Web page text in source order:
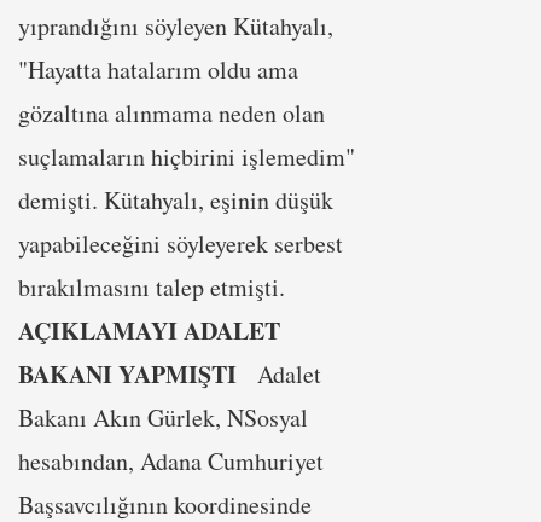
yıprandığını söyleyen Kütahyalı,
"Hayatta hatalarım oldu ama
gözaltına alınmama neden olan
suçlamaların hiçbirini işlemedim"
demişti. Kütahyalı, eşinin düşük
yapabileceğini söyleyerek serbest
bırakılmasını talep etmişti.
AÇIKLAMAYI ADALET
BAKANI YAPMIŞTI Adalet
Bakanı Akın Gürlek, NSosyal
hesabından, Adana Cumhuriyet
Başsavcılığının koordinesinde